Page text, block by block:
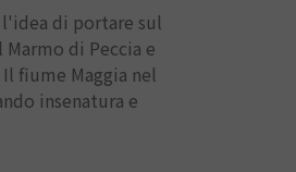
l'idea di portare sul
Marmo di Peccia e
fiume Maggia nel
insenatura e